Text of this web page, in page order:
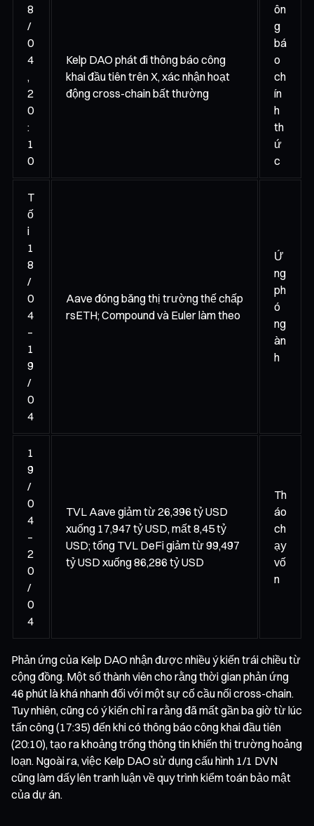
8
/
0
4
,
2
0
:
1
0
Kelp DAO phát đi thông báo công
khai đầu tiên trên X, xác nhận hoạt
động cross-chain bất thường
ôn
g
bá
o
ch
ín
h
th
ứ
c
T
ố
i
1
8
/
0
4
–
1
9
/
0
4
Aave đóng băng thị trường thế chấp
rsETH; Compound và Euler làm theo
Ứ
ng
ph
ó
ng
àn
h
1
9
/
0
4
–
2
0
/
0
4
TVL Aave giảm từ 26,396 tỷ USD
xuống 17,947 tỷ USD, mất 8,45 tỷ
USD; tổng TVL DeFi giảm từ 99,497
tỷ USD xuống 86,286 tỷ USD
Th
áo
ch
ạy
vố
n
Phản ứng của Kelp DAO nhận được nhiều ý kiến trái chiều từ
cộng đồng. Một số thành viên cho rằng thời gian phản ứng
46 phút là khá nhanh đối với một sự cố cầu nối cross-chain.
Tuy nhiên, cũng có ý kiến chỉ ra rằng đã mất gần ba giờ từ lúc
tấn công (17:35) đến khi có thông báo công khai đầu tiên
(20:10), tạo ra khoảng trống thông tin khiến thị trường hoảng
loạn. Ngoài ra, việc Kelp DAO sử dụng cấu hình 1/1 DVN
cũng làm dấy lên tranh luận về quy trình kiểm toán bảo mật
của dự án.